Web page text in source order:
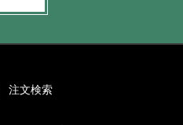
注文検索